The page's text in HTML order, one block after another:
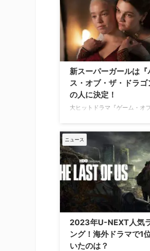
プラス） 『一流シェフのファ
ストラン』 『シェイムレス
恥はない』のジェレミー・アレ
ワイト主演の話題作。食べ物
仕事や人生をテーマにした新
ディーシリーズ。若きシェフ
いスタッフたち。店や自分自身
ようと奮闘するうちに、スタ
は彼にとっての大事な家 …
新スーパーガールは『
ス・オブ・ザ・ドラゴ
の人に決定！
大ヒットドラマ『ゲーム・オ
ガリエン王女を演じるミリー
ックが、ジェームズ・ガンと
ー・サフランが手掛ける新た
バースでスーパーガール役を務
とが分かった。米Deadlineが
る。 従来のスーパーガールと
る！ スーパーガール役の選考
いることについては今月に入
ア出身で現在23歳のミリーは
ダ 愛のうた』やNetflixのフ
ーホラー『ロック …
ニュース
2023年U-NEXT人気
ング！海外ドラマで1
いたのは？